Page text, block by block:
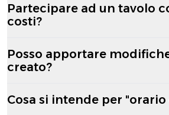
Partecipare ad un tavolo
costi?
Posso apportare
creato?
Cosa si intende per